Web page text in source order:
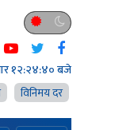
१२:२४:४१ बजे
विनिमय दर